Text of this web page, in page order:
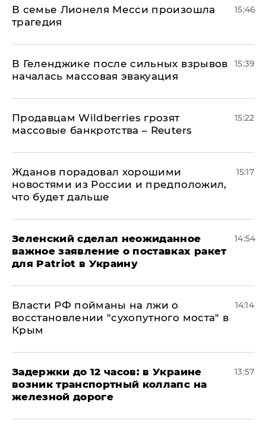
В семье Лионеля Месси произошла
трагедия
15:46
В Геленджике после сильных взрывов
началась массовая эвакуация
15:39
Продавцам Wildberries грозят
массовые банкротства – Reuters
15:22
Жданов порадовал хорошими
новостями из России и предположил,
что будет дальше
15:17
Зеленский сделал неожиданное
важное заявление о поставках ракет
для Patriot в Украину
14:54
Власти РФ пойманы на лжи о
восстановлении "сухопутного моста" в
Крым
14:14
Задержки до 12 часов: в Украине
возник транспортный коллапс на
железной дороге
13:57